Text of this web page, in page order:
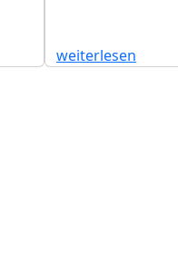
weiterlesen